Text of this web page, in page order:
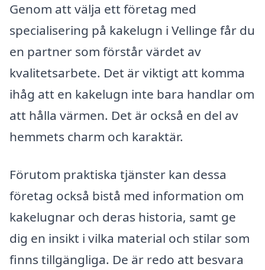
Genom att välja ett företag med
specialisering på kakelugn i Vellinge får du
en partner som förstår värdet av
kvalitetsarbete. Det är viktigt att komma
ihåg att en kakelugn inte bara handlar om
att hålla värmen. Det är också en del av
hemmets charm och karaktär.
Förutom praktiska tjänster kan dessa
företag också bistå med information om
kakelugnar och deras historia, samt ge
dig en insikt i vilka material och stilar som
finns tillgängliga. De är redo att besvara